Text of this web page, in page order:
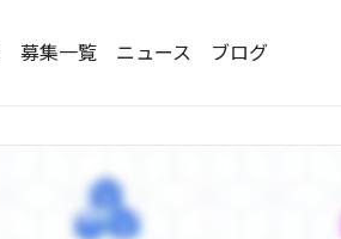
募集一覧 ニュース ブログ